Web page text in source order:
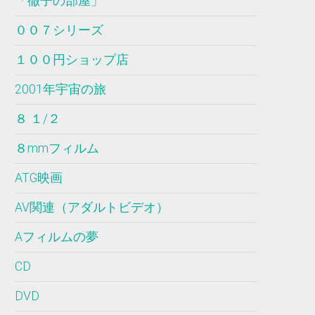
００７シリーズ
１００円ショップ店
2001年宇宙の旅
８ １/２
８mmフィルム
ATG映画
AV関連（アダルトビデオ）
Aフィルムの夢
CD
DVD